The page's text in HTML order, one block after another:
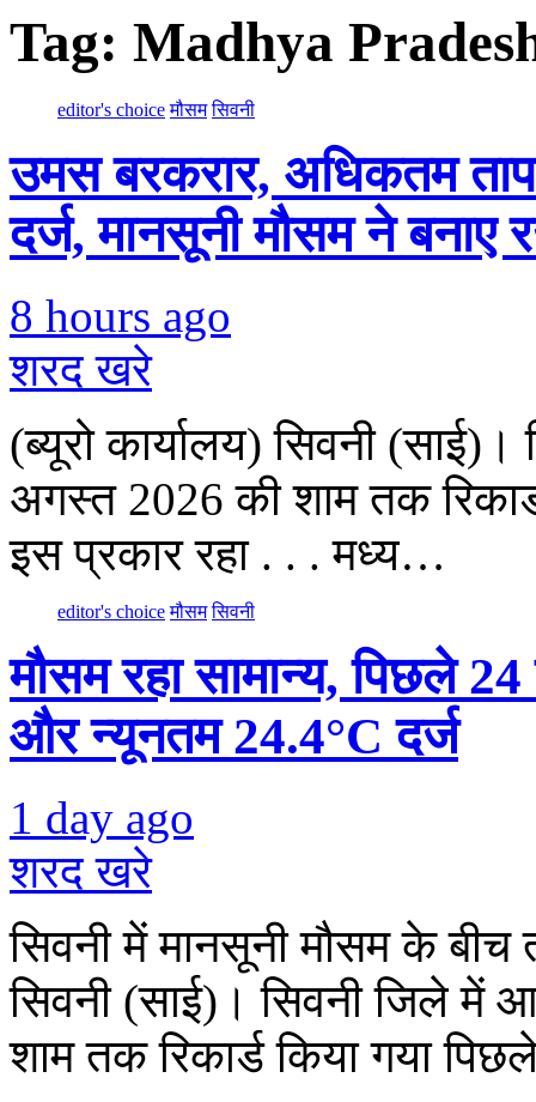
Tag: Madhya
editor's choice मौसम सिवनी
उमस बरकरार, अधिकतम
दर्ज, मानसूनी मौसम ने बनाए
8 hours ago
शरद खरे
(ब्यूरो कार्यालय) सिवनी
अगस्त 2026 की शाम तक
इस प्रकार रहा . . . मध्य…
editor's choice मौसम सिवनी
मौसम रहा सामान्य, पिछले
और न्यूनतम 24.4°C दर्ज
1 day ago
शरद खरे
सिवनी में मानसूनी मौसम के बीच
सिवनी (साई)। सिवनी जिले में
शाम तक रिकार्ड किया गया